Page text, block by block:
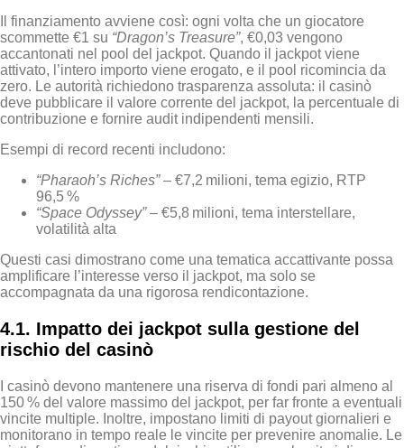
Il finanziamento avviene così: ogni volta che un giocatore
scommette €1 su “Dragon’s Treasure”, €0,03 vengono
accantonati nel pool del jackpot. Quando il jackpot viene
attivato, l’intero importo viene erogato, e il pool ricomincia da
zero. Le autorità richiedono trasparenza assoluta: il casinò
deve pubblicare il valore corrente del jackpot, la percentuale di
contribuzione e fornire audit indipendenti mensili.
Esempi di record recenti includono:
“Pharaoh’s Riches”– €7,2 milioni, tema egizio, RTP
96,5 %
“Space Odyssey”– €5,8 milioni, tema interstellare,
volatilità alta
Questi casi dimostrano come una tematica accattivante possa
amplificare l’interesse verso il jackpot, ma solo se
accompagnata da una rigorosa rendicontazione.
4.1. Impatto dei jackpot sulla gestione del
rischio del casinò
I casinò devono mantenere una riserva di fondi pari almeno al
150 % del valore massimo del jackpot, per far fronte a eventuali
vincite multiple. Inoltre, impostano limiti di payout giornalieri e
monitorano in tempo reale le vincite per prevenire anomalie. Le